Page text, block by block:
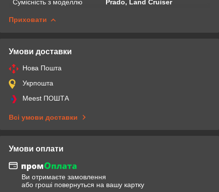
Сумісність з моделлю
Prado, Land Cruiser
Приховати
Умови доставки
Нова Пошта
Укрпошта
Meest ПОШТА
Всі умови доставки
Умови оплати
Ви отримаєте замовлення
або гроші повернуться на вашу картку